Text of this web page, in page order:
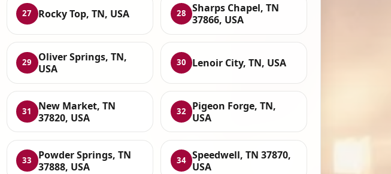
27 Rocky Top, TN, USA 28
Sharps Chapel, TN
37866, USA
29
Oliver Springs, TN,
USA
30 Lenoir City, TN, USA
31
New Market, TN
37820, USA
32
Pigeon Forge, TN,
USA
33
Powder Springs, TN
37888, USA
34 Speedwell, TN 37870,
USA